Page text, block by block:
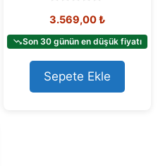
o
t
o
f
5
3.569,00₺
Son 30 günün en düşük fiyatı
Sepete Ekle